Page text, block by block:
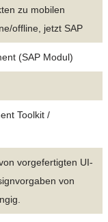
zu mobilen
offline, jetzt SAP
(SAP Modul)
Toolkit /
vorgefertigten UI-
von